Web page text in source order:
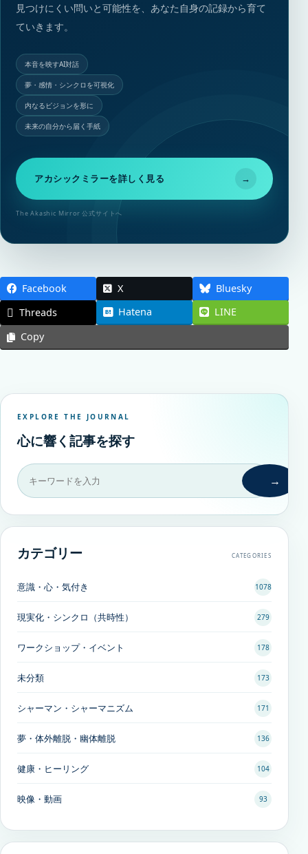
見つけにくい問いと可能性を、あなた自身の記録から育て
ていきます。
本音を映すAI対話
夢・感情・シンクロを可視化
内なるビジョンを形に
未来の自分から届く手紙
アカシックミラーを詳しく見る →
The Akashic Mirror 公式サイトへ
Facebook X
Bluesky
Threads
Hatena
LINE
Copy
EXPLORE THE JOURNAL
心に響く記事を探す
→
カテゴリー CATEGORIES
意識・心・気付き 1078
現実化・シンクロ（共時性） 279
ワークショップ・イベント 178
未分類 173
シャーマン・シャーマニズム 171
夢・体外離脱・幽体離脱 136
健康・ヒーリング 104
映像・動画 93